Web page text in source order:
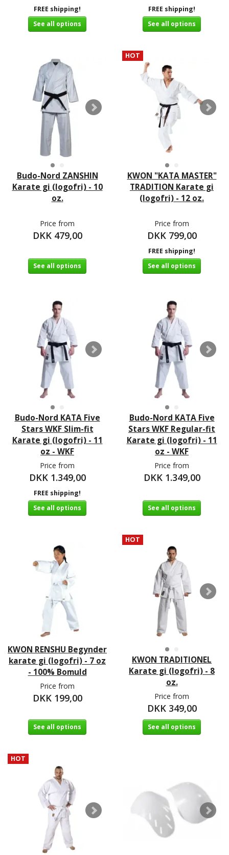
FREE shipping!
See all options
FREE shipping!
See all options
Budo-Nord ZANSHIN
Karate gi (logofri) - 10
oz.
Price from
DKK 479,00
See all options
HOT
KWON "KATA MASTER"
TRADITION Karate gi
(logofri) - 12 oz.
Price from
DKK 799,00
FREE shipping!
See all options
Budo-Nord KATA Five
Stars WKF Slim-fit
Karate gi (logofri) - 11
oz - WKF
Price from
DKK 1.349,00
FREE shipping!
See all options
Budo-Nord KATA Five
Stars WKF Regular-fit
Karate gi (logofri) - 11
oz - WKF
Price from
DKK 1.349,00
See all options
KWON RENSHU Begynder
karate gi (logofri) - 7 oz
- 100% Bomuld
Price from
DKK 199,00
See all options
HOT
KWON TRADITIONEL
Karate gi (logofri) - 8
oz.
Price from
DKK 349,00
See all options
HOT